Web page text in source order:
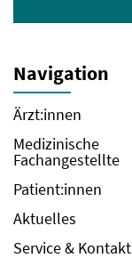
Navigation
Ärzt:innen
Medizinische
Fachangestellte
Patient:innen
Aktuelles
Service & Kontakt